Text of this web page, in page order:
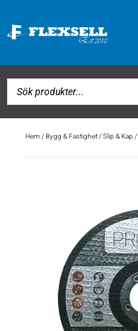
Hem/Bygg & Fastighet/Slip & Kap /